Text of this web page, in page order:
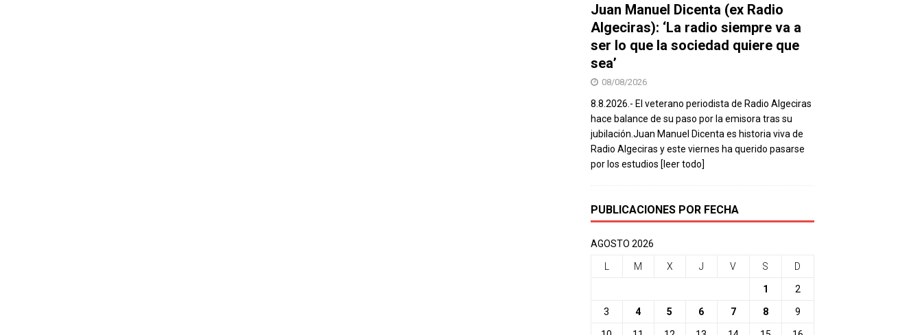
Juan Manuel Dicenta (ex Radio
Algeciras): ‘La radio siempre va a
ser lo que la sociedad quiere que
sea’
08/08/2026
8.8.2026.- El veterano periodista de Radio Algeciras
hace balance de su paso por la emisora tras su
jubilación.Juan Manuel Dicenta es historia viva de
Radio Algeciras y este viernes ha querido pasarse
por los estudios [leer todo]
PUBLICACIONES POR FECHA
AGOSTO 2026
L M X J V S D
1 2
3 4 5 6 7 8 9